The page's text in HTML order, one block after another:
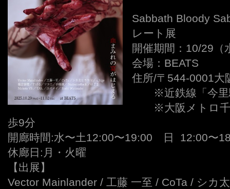
Sabbath Bloody
レート展
開催期間：10/29（
会場：BEATS
住所/〒544-0001大
※近鉄線「今
※大阪メトロ
歩9分
開廊時間:水〜土12:00〜19:00 日 12:00〜
休廊日:月・火曜
【出展】
Vector Mainlander / 工藤 一至 / CoTa / シカ